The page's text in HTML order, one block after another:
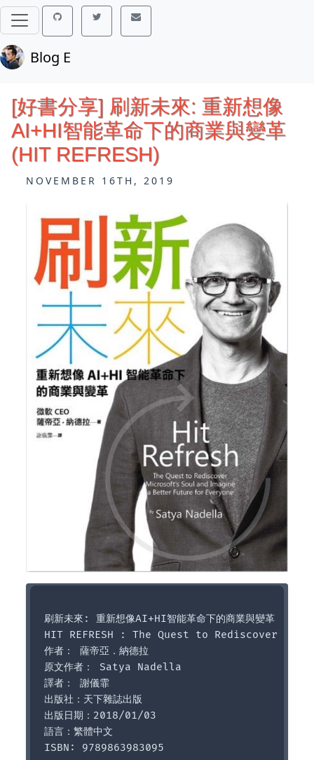
Blog E
[好書分享] 刷新未來: 重新想像
AI+HI智能革命下的商業與變革
(HIT REFRESH)
NOVEMBER 16TH, 2019
刷新未來: 重新想像AI+HI智能革命下的商業與變革
HIT REFRESH : The Quest to Rediscover
作者： 薩帝亞．納德拉
原文作者： Satya Nadella
譯者： 謝儀霏
出版社：天下雜誌出版
出版日期：2018/01/03
語言：繁體中文